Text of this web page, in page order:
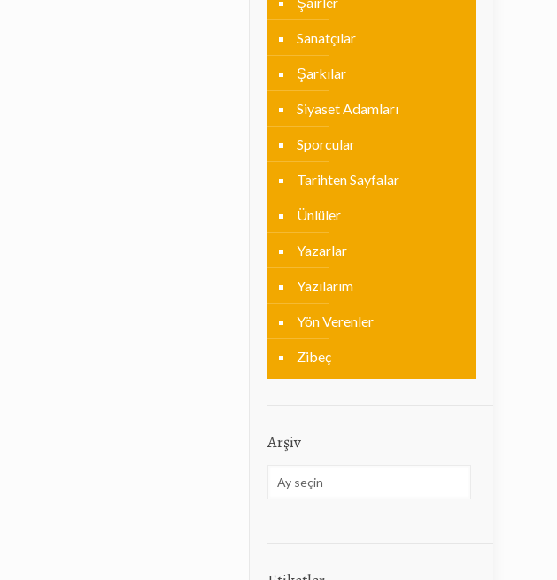
Sanatçılar
Şarkılar
Siyaset Adamları
Sporcular
Tarihten Sayfalar
Ünlüler
Yazarlar
Yazılarım
Yön Verenler
Zibeç
Arşiv
Arşiv